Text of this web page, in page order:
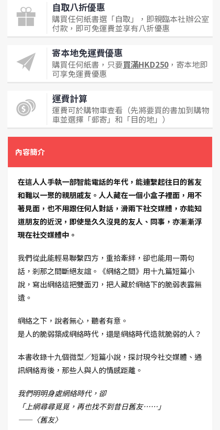
自取八折優惠
購買任何紙書選「自取」，即親臨本社辦公室
付款，即可免運費並享有八折優惠
寄本地免運費優惠
購買任何紙書，只要買滿HKD250 ，寄本地即
可享免運費優惠
運費計算
運費可於購物車查看（先將要買的書加到購物
車並選擇「郵寄」和「目的地」）
內容簡介
在這人人手執一部智能電話的年代，能連繫起往日的舊友
和難以一聚的親朋戚友。人人藏在一個小盒子裡面，用不
著見面，也不用跟任何人對話，滑兩下社交媒體，亦能知
道朋友的近況，即使是久久沒見的友人、同事，亦漸漸浮
現在社交媒體中。
我們從此能輕易聯繫四方，重拾牽絆，卻也能用一兩句
話，剎那之間斷絕友誼。《網絡之間》用十九篇短篇小
說，寫出網絡這把雙面刃，把人藏於網絡下的脆弱表露無
遺。
網絡之下，說者無心，聽者有意。
是人的脆弱築成網絡時代，還是網絡時代造就脆弱的人？
本書收錄十九個微型／短篇小說，探討現今社交媒體、通
訊網絡背後，那些人與人的情感距離。
我們明明身處網絡時代，卻
「上網尋尋覓覓，再也找不到昔日舊友……」
——〈舊友〉